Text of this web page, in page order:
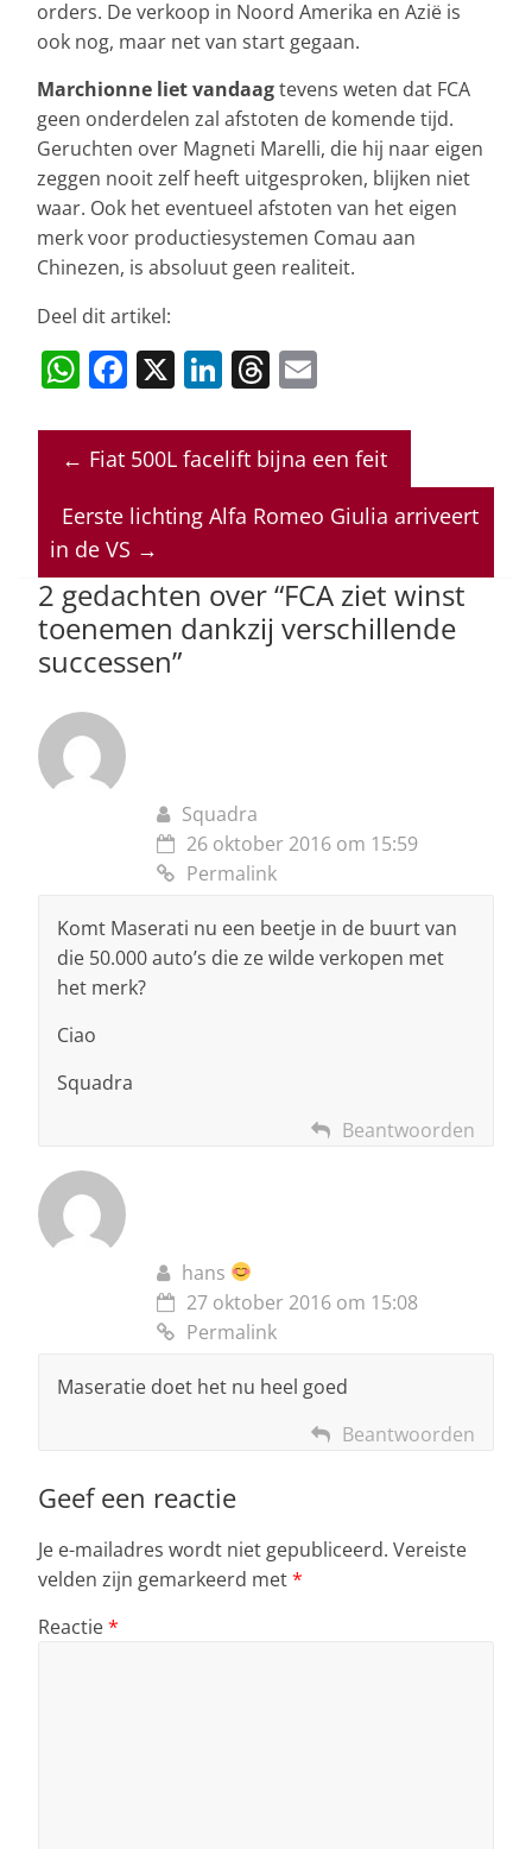
orders. De verkoop in Noord Amerika en Azië is
ook nog, maar net van start gegaan.
Marchionne liet vandaagtevens weten dat FCA
geen onderdelen zal afstoten de komende tijd.
Geruchten over Magneti Marelli, die hij naar eigen
zeggen nooit zelf heeft uitgesproken, blijken niet
waar. Ook het eventueel afstoten van het eigen
merk voor productiesystemen Comau aan
Chinezen, is absoluut geen realiteit.
Deel dit artikel:
W
at
s
A
p
p
F
c
e
b
o
o
k
X Li
k
e
dI
T
re
a
d
ai
l
← Fiat 500L facelift bijna een feit
Eerste lichting Alfa Romeo Giulia arriveert
in de VS →
2 gedachten over “FCA ziet winst
toenemen dankzij verschillende
successen”
Squadra
26 oktober 2016 om 15:59
Permalink
Komt Maserati nu een beetje in de buurt van
die 50.000 auto’s die ze wilde verkopen met
het merk?
Ciao
Squadra
Beantwoorden
hans
27 oktober 2016 om 15:08
Permalink
Maseratie doet het nu heel goed
Beantwoorden
Geef een reactie
Je e-mailadres wordt niet gepubliceerd. Vereiste
velden zijn gemarkeerd met*
Reactie*